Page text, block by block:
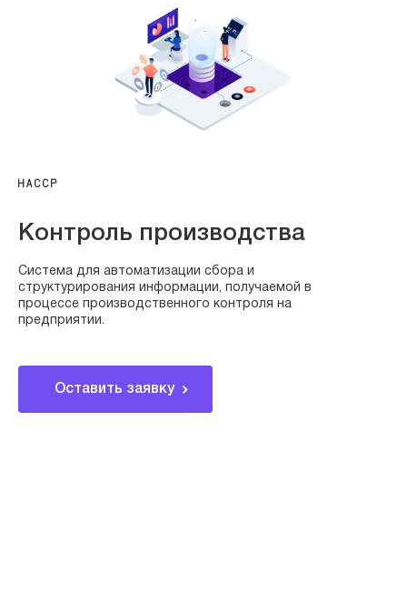
HACCP
Контроль производства
Система для автоматизации сбора и
структурирования информации, получаемой в
процессе производственного контроля на
предприятии.
Оставить заявку